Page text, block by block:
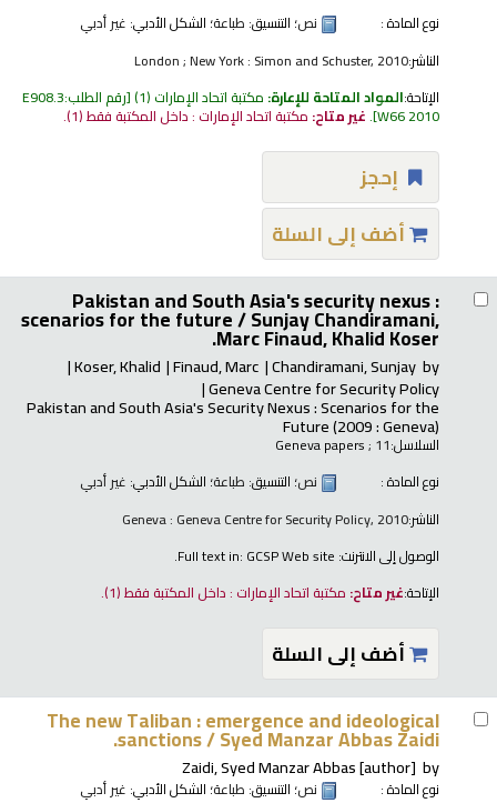
نوع المادة :
نص؛ التنسيق: طباعة؛ الشكل الأدبي: غير أدبي
الناشر:London ; New York : Simon and Schuster, 2010
الإتاحة:المواد المتاحة للإعارة: مكتبة اتحاد الإمارات (1) رقم الطلب:E908.3
W66 2010
.غير متاح: مكتبة اتحاد الإمارات : داخل المكتبة فقط(1).
إحجز
أضف إلى السلة
Pakistan and South Asia's security nexus :
scenarios for the future /Sunjay Chandiramani,
Marc Finaud, Khalid Koser.
by
Chandiramani, Sunjay
Finaud, Marc
Koser, Khalid
Geneva Centre for Security Policy
Pakistan and South Asia's Security Nexus : Scenarios for the
Future(2009 : Geneva)
السلاسل: Geneva papers; 11
نوع المادة :
نص؛ التنسيق: طباعة؛ الشكل الأدبي: غير أدبي
الناشر:Geneva : Geneva Centre for Security Policy, 2010
الوصول إلى الانترنت: Full text in: GCSP Web site.
الإتاحة:غير متاح: مكتبة اتحاد الإمارات : داخل المكتبة فقط(1).
أضف إلى السلة
The new Taliban : emergence and ideological
sanctions /Syed Manzar Abbas Zaidi.
by
Zaidi, Syed Manzar Abbas[author]
نوع المادة : نص؛ التنسيق: طباعة؛ الشكل الأدبي: غير أدبي